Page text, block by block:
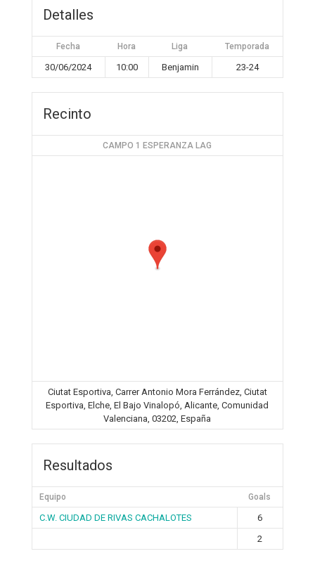
Detalles
Fecha Hora Liga Temporada
30/06/2024 10:00 Benjamin 23-24
Recinto
CAMPO 1 ESPERANZA LAG
Ciutat Esportiva, Carrer Antonio Mora Ferrández, Ciutat
Esportiva, Elche, El Bajo Vinalopó, Alicante, Comunidad
Valenciana, 03202, España
Resultados
Equipo Goals
C.W. CIUDAD DE RIVAS CACHALOTES
6
2